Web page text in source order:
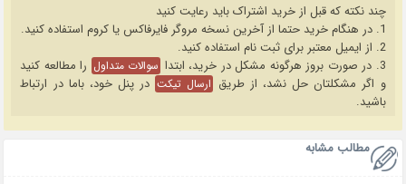
چند نکته که قبل از خرید اشتراک باید رعایت کنید
1. در هنگام خرید حتما از آخرین نسخه مروگر فایرفاکس یا کروم استفاده کنید.
2. از ایمیل معتبر برای ثبت نام استفاده کنید.
3. در صورت بروز هرگونه مشکل در خرید، ابتدا
سوالات متداول را مطالعه کنید
و اگر مشکلتان حل نشد، از طریق ارسال تیکت در پنل خود، باما در ارتباط
باشید.
مطالب مشابه